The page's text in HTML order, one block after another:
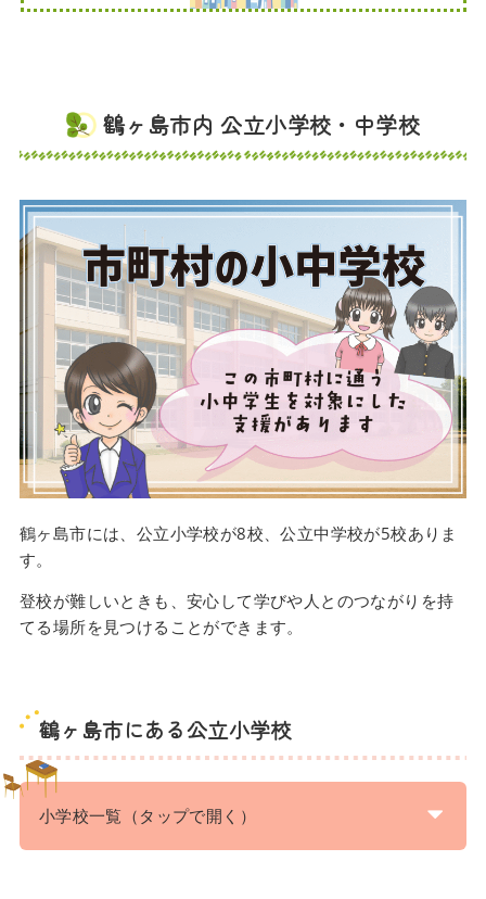
鶴ヶ島市内 公立小学校・中学校
鶴ヶ島市には、公立小学校が8校、公立中学校が5校ありま
す。
登校が難しいときも、安心して学びや人とのつながりを持
てる場所を見つけることができます。
鶴ヶ島市にある公立小学校
小学校一覧（タップで開く）